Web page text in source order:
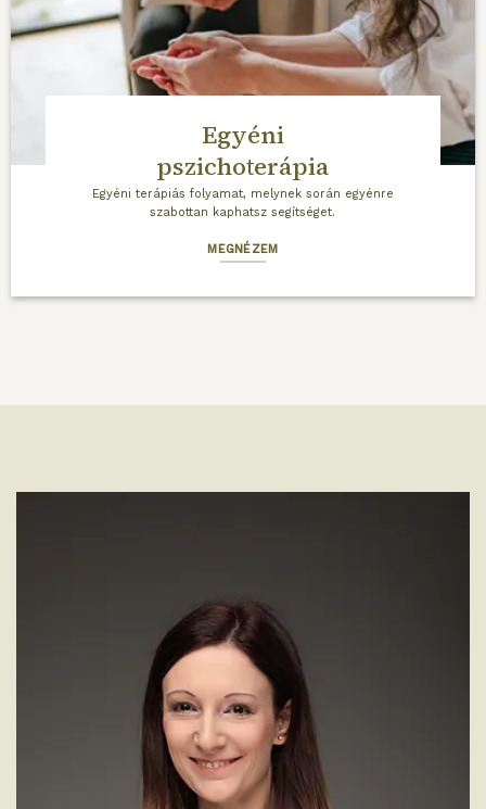
Egyéni
pszichoterápia
Egyéni terápiás folyamat, melynek során egyénre
szabottan kaphatsz segítséget.
MEGNÉZEM